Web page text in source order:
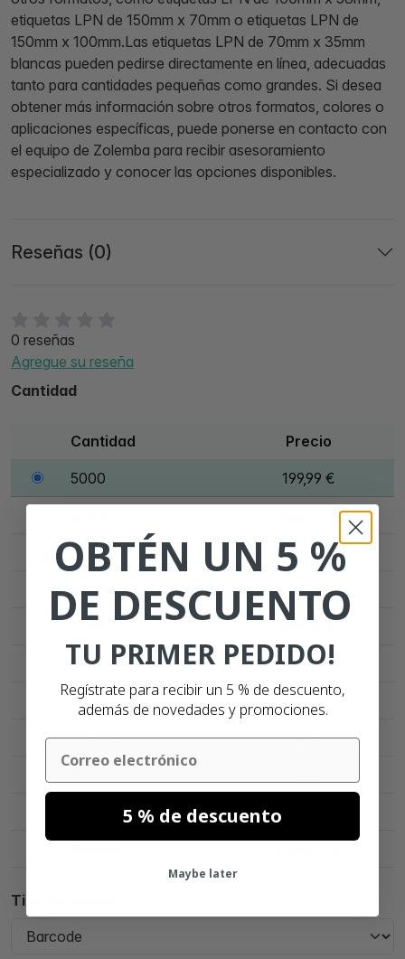
0 reseñas
Agregue su reseña
Cantidad
Cantidad Precio
5000 199,99 €
15000 247,16 €
20000 272,56 €
50000 411,72 €
75000 525,51 €
100000 634,28 €
300000 1.409,37 €
Tipo de código
etiquetas LPN de 150mm x 70mm o etiquetas LPN de
150mm x 100mm.Las etiquetas LPN de 70mm x 35mm
blancas pueden pedirse directamente en línea, adecuadas
tanto para cantidades pequeñas como grandes. Si desea
obtener más información sobre otros formatos, colores o
aplicaciones específicas, puede ponerse en contacto con
el equipo de Zolemba para recibir asesoramiento
especializado y conocer las opciones disponibles.
Reseñas (0)
OBTÉN UN 5 %
DE DESCUENTO
TU PRIMER PEDIDO!
Regístrate para recibir un 5 % de descuento,
además de novedades y promociones.
Email
5 % de descuento
Maybe later